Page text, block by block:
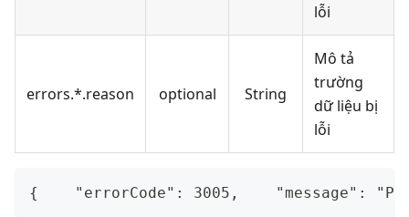
lỗi
errors.*.reason optional String
Mô tả
trường
dữ liệu bị
lỗi
{    "errorCode": 3005,    "message":